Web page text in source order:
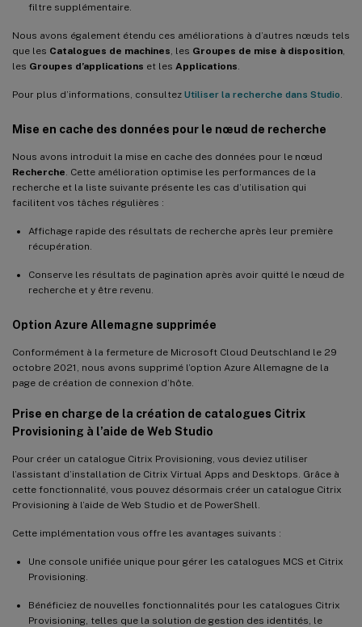
filtre supplémentaire.
Nous avons également étendu ces améliorations à d’autres nœuds tels
que les Catalogues de machines , les Groupes de mise à disposition
les Groupes d’applications et les Applications
Pour plus d’informations, consultez Utiliser la recherche dans Studio
Mise en cache des données pour le nœud de recherche
Nous avons introduit la mise en cache des données pour le nœud
Recherche . Cette amélioration optimise les performances de la
recherche et la liste suivante présente les cas d’utilisation qui
facilitent vos tâches régulières :
Affichage rapide des résultats de recherche après leur première
récupération.
Conserve les résultats de pagination après avoir quitté le nœud de
recherche et y être revenu.
Option Azure Allemagne supprimée
Conformément à la fermeture de Microsoft Cloud Deutschland le 29
octobre 2021, nous avons supprimé l’option Azure Allemagne de la
page de création de connexion d’hôte.
Prise en charge de la création de catalogues Citrix
Provisioning à l’aide de Web Studio
Pour créer un catalogue Citrix Provisioning, vous deviez utiliser
l’assistant d’installation de Citrix Virtual Apps and Desktops. Grâce à
cette fonctionnalité, vous pouvez désormais créer un catalogue Citrix
Provisioning à l’aide de Web Studio et de PowerShell.
Cette implémentation vous offre les avantages suivants :
Une console unifiée unique pour gérer les catalogues MCS et Citrix
Provisioning.
Bénéficiez de nouvelles fonctionnalités pour les catalogues Citrix
Provisioning, telles que la solution de gestion des identités, le